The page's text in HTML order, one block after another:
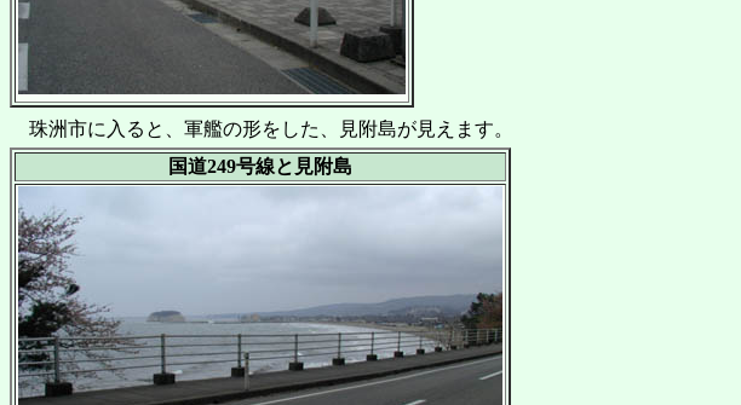
珠洲市に入ると、軍艦の形をした、見附島が見えます。
国道249号線と見附島